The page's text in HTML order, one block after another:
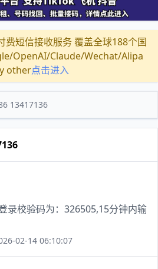
短信接收服务 覆盖全球188个国
OpenAI/Claude/Wechat/Alipa
other点击进入
13417136
录校验码为：326505,15分钟内输
02-14 06:10:07